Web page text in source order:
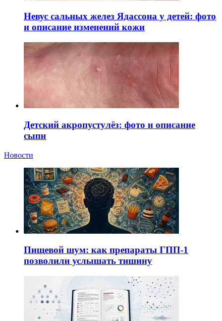
Невус сальных желез Ядассона у детей: фото
и описание изменений кожи
Детский акропустулёз: фото и описание
сыпи
Новости
Пищевой шум: как препараты ГПП-1
позволили услышать тишину